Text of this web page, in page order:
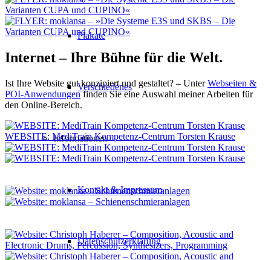
Plakate
Verschiedenes
Informationen
Kontakt & Impressum
Datenschutzerklärung
Internet – Ihre Bühne für die Welt.
Ist Ihre Website gut konzipiert und gestaltet? – UnterWebseiten &
POI-Anwendungenfinden Sie eine Auswahl meiner Arbeiten für
den Online-Bereich.
WEBSITE: MediTrain Kompetenz-Centrum Torsten Krause